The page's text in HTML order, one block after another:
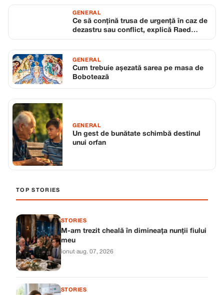
GENERAL
Ce să conțină trusa de urgență în caz de
dezastru sau conflict, explică Raed
GENERAL
Cum trebuie așezată sarea pe masa de
Bobotează
GENERAL
Un gest de bunătate schimbă destinul
unui orfan
TOP STORIES
STORIES
M-am trezit cheală în dimineața nunții fiului
meu
ionut·aug. 07, 2026
STORIES